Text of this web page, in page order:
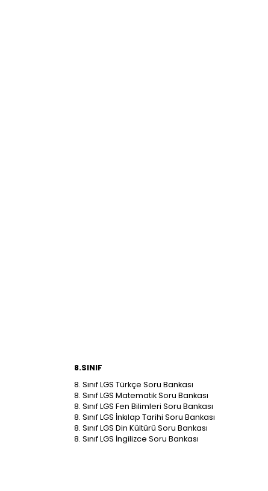
8.SINIF
8. Sınıf LGS Türkçe Soru Bankası
8. Sınıf LGS Matematik Soru Bankası
8. Sınıf LGS Fen Bilimleri Soru Bankası
8. Sınıf LGS İnkılap Tarihi Soru Bankası
8. Sınıf LGS Din Kültürü Soru Bankası
8. Sınıf LGS İngilizce Soru Bankası